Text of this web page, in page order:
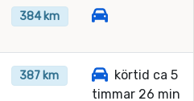
384 km
387 km
körtid ca 5
timmar 26 min